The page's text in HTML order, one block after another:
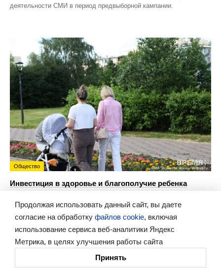
деятельности СМИ в период предвыборной кампании.
Общество
Инвестиция в здоровье и благополучие ребенка
с главным врачом Городской клинической больницы №40 Ольгой
Мануйленко.
Продолжая использовать данный сайт, вы даете
согласие на обработку файлов cookie, включая
использование сервиса веб-аналитики Яндекс
Метрика, в целях улучшения работы сайта
Принять